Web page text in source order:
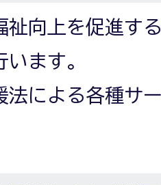
向上を促進す
ます。
法による各種サ